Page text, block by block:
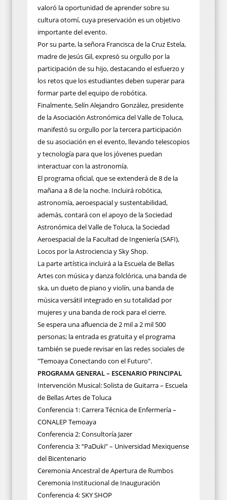
valoró la oportunidad de aprender sobre su
cultura otomí, cuya preservación es un objetivo
importante del evento.
Por su parte, la señora Francisca de la Cruz Estela,
madre de Jesús Gil, expresó su orgullo por la
participación de su hijo, destacando el esfuerzo y
los retos que los estudiantes deben superar para
formar parte del equipo de robótica.
Finalmente, Selín Alejandro González, presidente
de la Asociación Astronómica del Valle de Toluca,
manifestó su orgullo por la tercera participación
de su asociación en el evento, llevando telescopios
y tecnología para que los jóvenes puedan
interactuar con la astronomía.
El programa oficial, que se extenderá de 8 de la
mañana a 8 de la noche. Incluirá robótica,
astronomía, aeroespacial y sustentabilidad,
además, contará con el apoyo de la Sociedad
Astronómica del Valle de Toluca, la Sociedad
Aeroespacial de la Facultad de Ingeniería (SAFI),
Locos por la Astrociencia y Sky Shop.
La parte artística incluirá a la Escuela de Bellas
Artes con música y danza folclórica, una banda de
ska, un dueto de piano y violín, una banda de
música versátil integrado en su totalidad por
mujeres y una banda de rock para el cierre.
Se espera una afluencia de 2 mil a 2 mil 500
personas; la entrada es gratuita y el programa
también se puede revisar en las redes sociales de
"Temoaya Conectando con el Futuro".
PROGRAMA GENERAL – ESCENARIO PRINCIPAL
Intervención Musical: Solista de Guitarra – Escuela
de Bellas Artes de Toluca
Conferencia 1: Carrera Técnica de Enfermería –
CONALEP Temoaya
Conferencia 2: Consultoría Jazer
Conferencia 3: “PaDuki” – Universidad Mexiquense
del Bicentenario
Ceremonia Ancestral de Apertura de Rumbos
Ceremonia Institucional de Inauguración
Conferencia 4: SKY SHOP